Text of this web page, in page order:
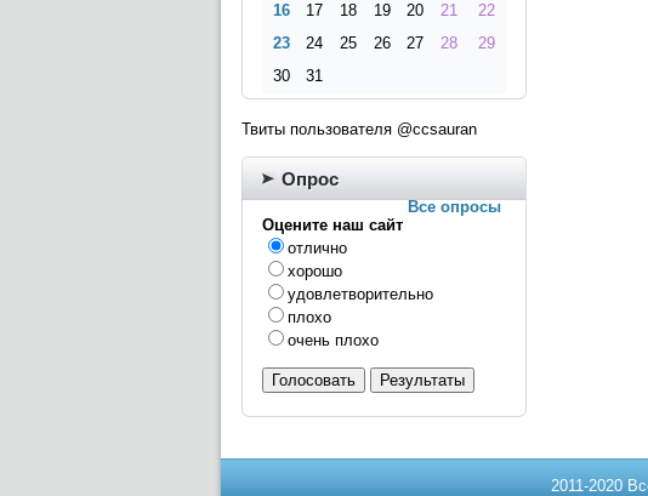
16
17 18 19 20 21
22
23
24 25 26 27 28
29
30
31
Твиты пользователя @ccsauran
Опрос
Все опросы
Оцените наш сайт
отлично
хорошо
удовлетворительно
плохо
очень плохо
Голосовать Результаты
2011-2020